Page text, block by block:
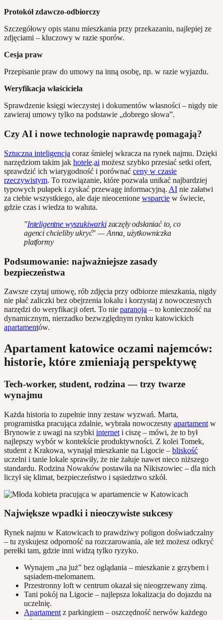
Protokół zdawczo-odbiorczy
Szczegółowy opis stanu mieszkania przy przekazaniu, najlepiej ze
zdjęciami – kluczowy w razie sporów.
Cesja praw
Przepisanie praw do umowy na inną osobę, np. w razie wyjazdu.
Weryfikacja właściciela
Sprawdzenie księgi wieczystej i dokumentów własności – nigdy nie
zawieraj umowy tylko na podstawie „dobrego słowa”.
Czy AI i nowe technologie naprawdę pomagają?
Sztuczna inteligencja coraz śmielej wkracza na rynek najmu. Dzięki
narzędziom takim jak hotele.ai możesz szybko przesiać setki ofert,
sprawdzić ich wiarygodność i porównać ceny w czasie
rzeczywistym. To rozwiązanie, które pozwala unikać najbardziej
typowych pułapek i zyskać przewagę informacyjną. AI nie załatwi
za ciebie wszystkiego, ale daje nieocenione wsparcie w świecie,
gdzie czas i wiedza to waluta.
"Inteligentne wyszukiwarkizaczęły odsłaniać to, co
agenci chcieliby ukryć" — Anna, użytkowniczka
platformy
Podsumowanie: najważniejsze zasady
bezpieczeństwa
Zawsze czytaj umowę, rób zdjęcia przy odbiorze mieszkania, nigdy
nie płać zaliczki bez obejrzenia lokalu i korzystaj z nowoczesnych
narzędzi do weryfikacji ofert. To nie paranoja – to konieczność na
dynamicznym, nierzadko bezwzględnym rynku katowickich
apartamentów.
Apartament katowice oczami najemców:
historie, które zmieniają perspektywę
Tech-worker, student, rodzina — trzy twarze
wynajmu
Każda historia to zupełnie inny zestaw wyzwań. Marta,
programistka pracująca zdalnie, wybrała nowoczesny apartament w
Brynowie z uwagi na szybki internet i ciszę – mówi, że to był
najlepszy wybór w kontekście produktywności. Z kolei Tomek,
student z Krakowa, wynajął mieszkanie na Ligocie – bliskość
uczelni i tanie lokale sprawiły, że nie żałuje nawet nieco niższego
standardu. Rodzina Nowaków postawiła na Nikiszowiec – dla nich
liczył się klimat, bezpieczeństwo i sąsiedztwo szkół.
Największe wpadki i nieoczywiste sukcesy
Rynek najmu w Katowicach to prawdziwy poligon doświadczalny
– tu zyskujesz odporność na rozczarowania, ale też możesz odkryć
perełki tam, gdzie inni widzą tylko ryzyko.
Wynajem „na już” bez oglądania – mieszkanie z grzybem i
sąsiadem-melomanem.
Przestronny loft w centrum okazał się nieogrzewany zimą.
Tani pokój na Ligocie – najlepsza lokalizacja do dojazdu na
uczelnię.
Apartament z parkingiem – oszczędność nerwów każdego